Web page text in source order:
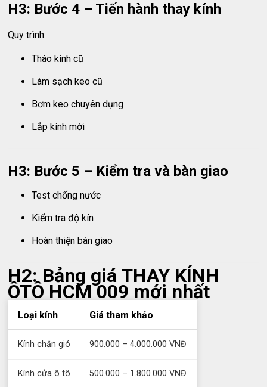
H3: Bước 4 – Tiến hành thay kính
Quy trình:
Tháo kính cũ
Làm sạch keo cũ
Bơm keo chuyên dụng
Lắp kính mới
H3: Bước 5 – Kiểm tra và bàn giao
Test chống nước
Kiểm tra độ kín
Hoàn thiện bàn giao
H2: Bảng giá THAY KÍNH
ÔTÔ HCM 009 mới nhất
Loại kính Giá tham khảo
Kính chắn gió 900.000 – 4.000.000 VNĐ
Kính cửa ô tô 500.000 – 1.800.000 VNĐ